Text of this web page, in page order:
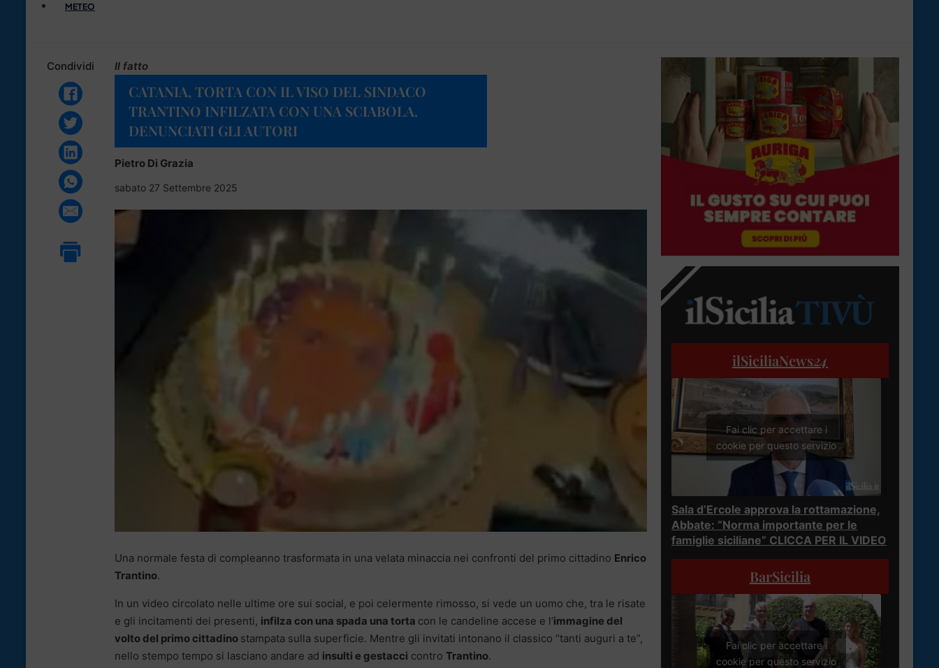
METEO
Condividi Il fatto
CATANIA, TORTA CON IL VISO DEL SINDACO
TRANTINO INFILZATA CON UNA SCIABOLA.
DENUNCIATI GLI AUTORI
Pietro Di Grazia
sabato 27 Settembre 2025
Una normale festa di compleanno trasformata in una velata minaccia nei confronti del primo cittadino Enrico
Trantino.
In un video circolato nelle ultime ore sui social, e poi celermente rimosso, si vede un uomo che, tra le risate
e gli incitamenti dei presenti, infilza con una spada una torta con le candeline accese e l’immagine del
volto del primo cittadino stampata sulla superficie. Mentre gli invitati intonano il classico “tanti auguri a te”,
nello stempo tempo si lasciano andare ad insulti e gestacci contro Trantino.
ilSiciliaNews24
Fai clic per accettare i
cookie per questo servizio
Sala d’Ercole approva la rottamazione,
Abbate: “Norma importante per le
famiglie siciliane” CLICCA PER IL VIDEO
BarSicilia
Fai clic per accettare i
cookie per questo servizio